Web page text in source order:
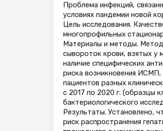
Проблема инфекций,
условиях пандемии новой
Цель исследования.
многопрофильных
Материалы и методы.
сывороток крови, взятых у
наличие специфических
риска возникновения ИСМП,
пациентов разных
с 2017 по 2020 г. (образцы
бактериологического
Результаты. Установлено,
риск распространения